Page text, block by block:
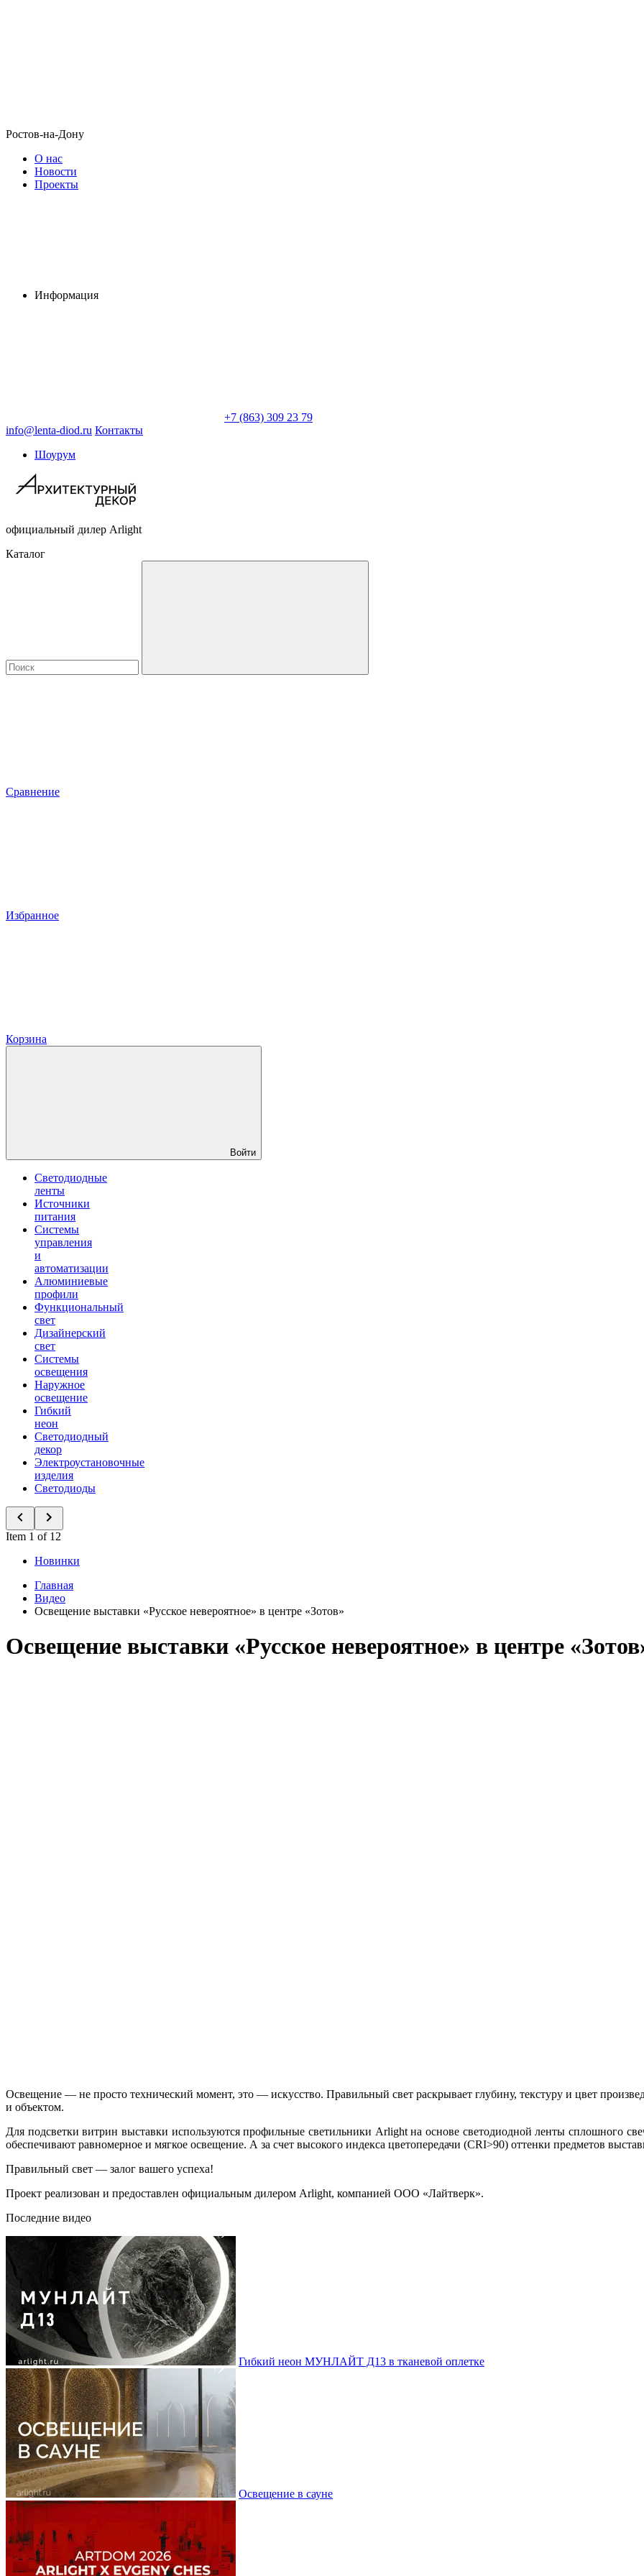
Ростов-на-Дону
О нас
Новости
Проекты
Информация
+7 (863) 309 23 79
info@lenta-diod.ru Контакты
Шоурум
официальный дилер Arlight
Каталог
Сравнение
Избранное
Корзина
Войти
Светодиодные
ленты
Источники
питания
Системы
управления
и
автоматизации
Алюминиевые
профили
Функциональный
свет
Дизайнерский
свет
Системы
освещения
Наружное
освещение
Гибкий
неон
Светодиодный
декор
Электроустановочные
изделия
Светодиоды
Item 1 of 12
Новинки
Главная
Видео
Освещение выставки «Русское невероятное» в центре «Зотов»
Освещение выставки «Русское невероятное» в центре
Освещение — не просто технический момент, это — искусство. Правильный свет раскрывает глубину, текстуру и цвет
и объектом.
Для подсветки витрин выставки используются профильные светильники Arlight на основе светодиодной ленты сплошного
обеспечивают равномерное и мягкое освещение. А за счет высокого индекса цветопередачи (CRI>90) оттенки предметов
Правильный свет — залог вашего успеха!
Проект реализован и предоставлен официальным дилером Arlight, компанией ООО «Лайтверк».
Последние видео
Гибкий неон МУНЛАЙТ Д13 в тканевой оплетке
Освещение в сауне